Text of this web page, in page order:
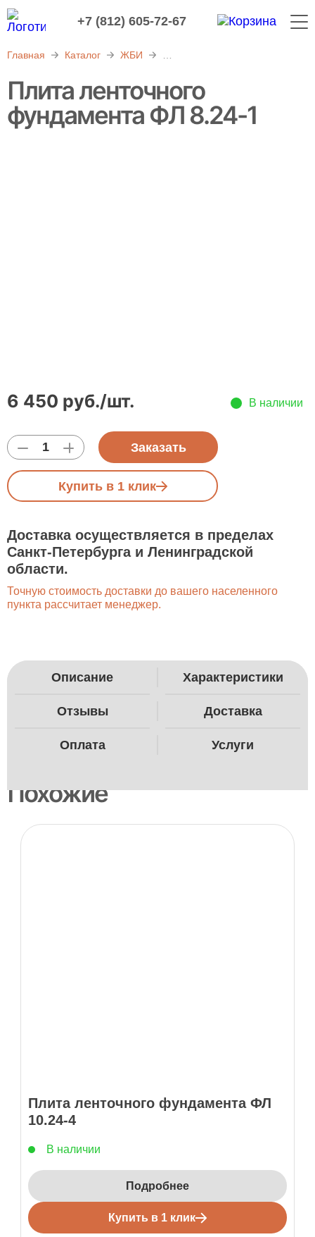
+7 (812) 605-72-67
Главная Каталог ЖБИ
Плита ленточного
фундамента ФЛ 8.24-1
6 450 руб./шт. В наличии
Заказать
Купить в 1 клик
Доставка осуществляется в пределах
Санкт-Петербурга и Ленинградской
области.
Точную стоимость доставки до вашего населенного
пункта рассчитает менеджер.
Описание Характеристики
Отзывы Доставка
Оплата Услуги
Похожие
Плита ленточного фундамента ФЛ
10.24-4
В наличии
Подробнее
Купить в 1 клик